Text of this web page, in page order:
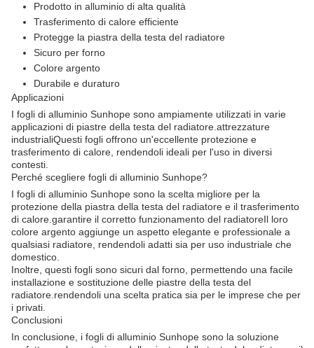
Prodotto in alluminio di alta qualità
Trasferimento di calore efficiente
Protegge la piastra della testa del radiatore
Sicuro per forno
Colore argento
Durabile e duraturo
Applicazioni
I fogli di alluminio Sunhope sono ampiamente utilizzati in varie
applicazioni di piastre della testa del radiatore.attrezzature
industrialiQuesti fogli offrono un'eccellente protezione e
trasferimento di calore, rendendoli ideali per l'uso in diversi
contesti.
Perché scegliere fogli di alluminio Sunhope?
I fogli di alluminio Sunhope sono la scelta migliore per la
protezione della piastra della testa del radiatore e il trasferimento
di calore.garantire il corretto funzionamento del radiatoreIl loro
colore argento aggiunge un aspetto elegante e professionale a
qualsiasi radiatore, rendendoli adatti sia per uso industriale che
domestico.
Inoltre, questi fogli sono sicuri dal forno, permettendo una facile
installazione e sostituzione delle piastre della testa del
radiatore.rendendoli una scelta pratica sia per le imprese che per
i privati.
Conclusioni
In conclusione, i fogli di alluminio Sunhope sono la soluzione